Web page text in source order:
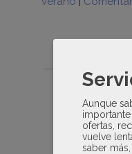
Juliana-
Conjunto
verticales
conjunto.
Aunque
ofertas,
vuelve
saber